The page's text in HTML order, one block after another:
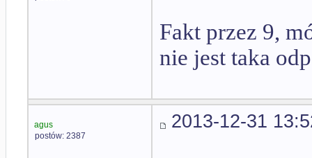
Fakt przez 9,
nie jest taka
agus
postów: 2387
2013-12-31